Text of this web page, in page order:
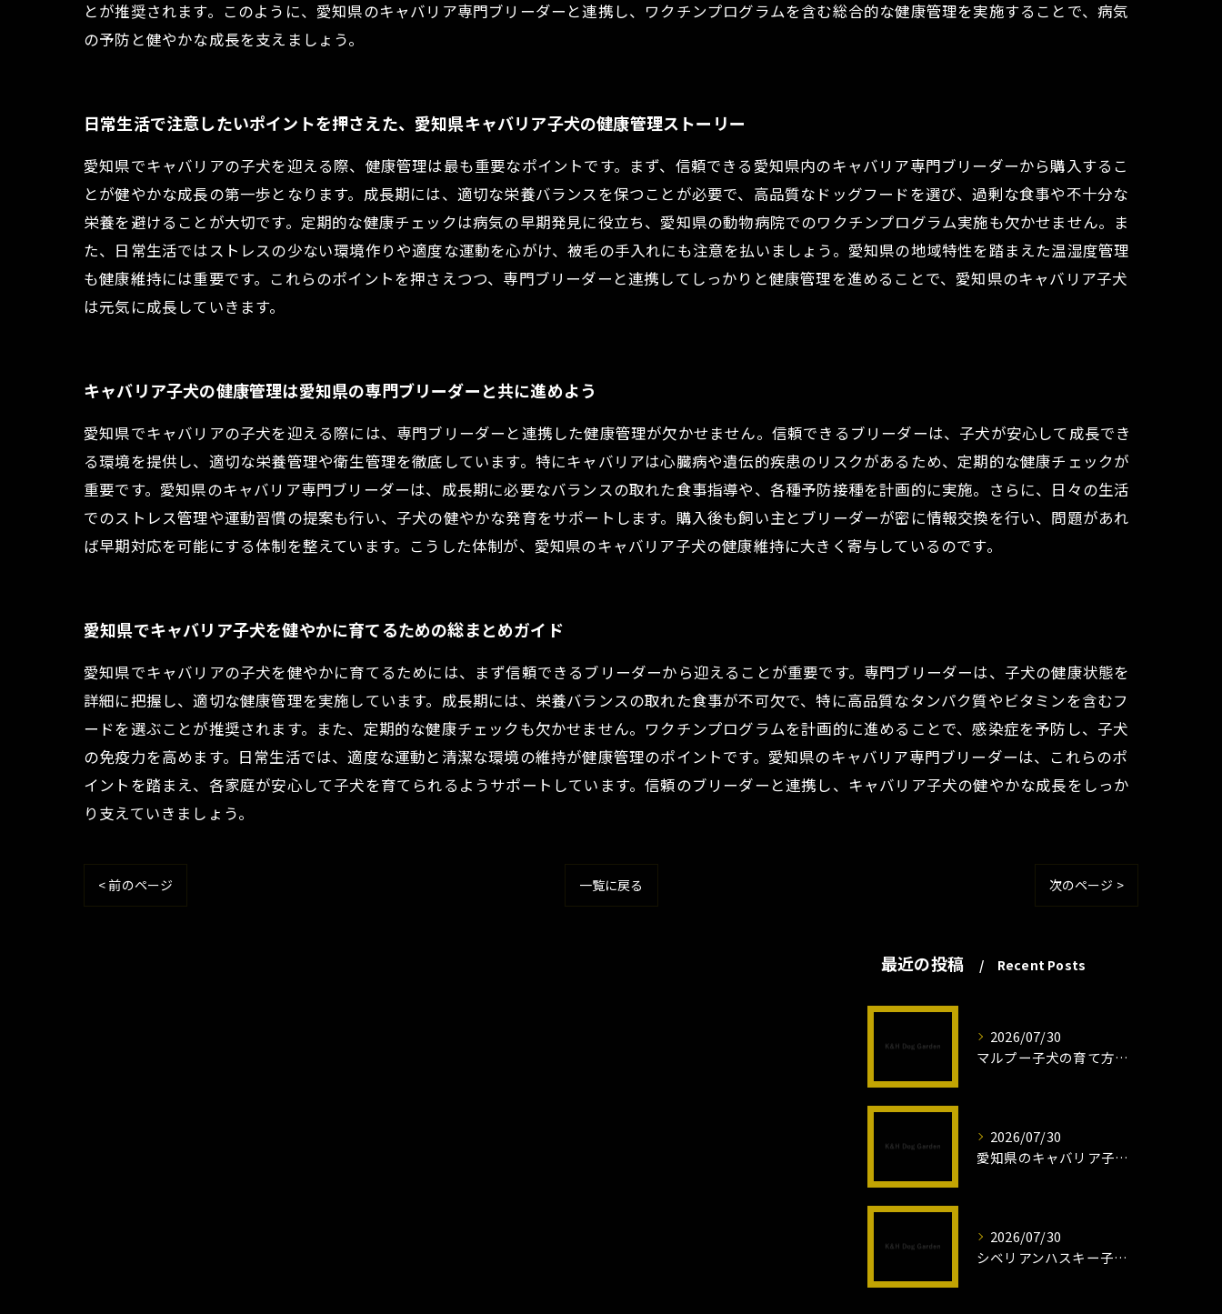
とが推奨されます。このように、愛知県のキャバリア専門ブリーダーと連携し、ワクチンプログラムを含む総合的な健康管理を実施することで、病気
の予防と健やかな成長を支えましょう。
日常生活で注意したいポイントを押さえた、愛知県キャバリア子犬の健康管理ストーリー
愛知県でキャバリアの子犬を迎える際、健康管理は最も重要なポイントです。まず、信頼できる愛知県内のキャバリア専門ブリーダーから購入するこ
とが健やかな成長の第一歩となります。成長期には、適切な栄養バランスを保つことが必要で、高品質なドッグフードを選び、過剰な食事や不十分な
栄養を避けることが大切です。定期的な健康チェックは病気の早期発見に役立ち、愛知県の動物病院でのワクチンプログラム実施も欠かせません。ま
た、日常生活ではストレスの少ない環境作りや適度な運動を心がけ、被毛の手入れにも注意を払いましょう。愛知県の地域特性を踏まえた温湿度管理
も健康維持には重要です。これらのポイントを押さえつつ、専門ブリーダーと連携してしっかりと健康管理を進めることで、愛知県のキャバリア子犬
は元気に成長していきます。
キャバリア子犬の健康管理は愛知県の専門ブリーダーと共に進めよう
愛知県でキャバリアの子犬を迎える際には、専門ブリーダーと連携した健康管理が欠かせません。信頼できるブリーダーは、子犬が安心して成長でき
る環境を提供し、適切な栄養管理や衛生管理を徹底しています。特にキャバリアは心臓病や遺伝的疾患のリスクがあるため、定期的な健康チェックが
重要です。愛知県のキャバリア専門ブリーダーは、成長期に必要なバランスの取れた食事指導や、各種予防接種を計画的に実施。さらに、日々の生活
でのストレス管理や運動習慣の提案も行い、子犬の健やかな発育をサポートします。購入後も飼い主とブリーダーが密に情報交換を行い、問題があれ
ば早期対応を可能にする体制を整えています。こうした体制が、愛知県のキャバリア子犬の健康維持に大きく寄与しているのです。
愛知県でキャバリア子犬を健やかに育てるための総まとめガイド
愛知県でキャバリアの子犬を健やかに育てるためには、まず信頼できるブリーダーから迎えることが重要です。専門ブリーダーは、子犬の健康状態を
詳細に把握し、適切な健康管理を実施しています。成長期には、栄養バランスの取れた食事が不可欠で、特に高品質なタンパク質やビタミンを含むフ
ードを選ぶことが推奨されます。また、定期的な健康チェックも欠かせません。ワクチンプログラムを計画的に進めることで、感染症を予防し、子犬
の免疫力を高めます。日常生活では、適度な運動と清潔な環境の維持が健康管理のポイントです。愛知県のキャバリア専門ブリーダーは、これらのポ
イントを踏まえ、各家庭が安心して子犬を育てられるようサポートしています。信頼のブリーダーと連携し、キャバリア子犬の健やかな成長をしっか
り支えていきましょう。
< 前のページ 一覧に戻る 次のページ >
最近の投稿 Recent Posts
2026/07/30
マルプー子犬の育て方と魅力解説
2026/07/30
愛知県のキャバリア子犬の魅力秘話
2026/07/30
シベリアンハスキー子犬の魅力と飼育法